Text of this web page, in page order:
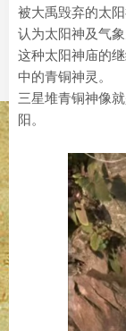
被大禹毁弃的太
认为太阳神及气象
这种太阳神庙的
中的青铜神灵。
三星堆青铜神像
阳。